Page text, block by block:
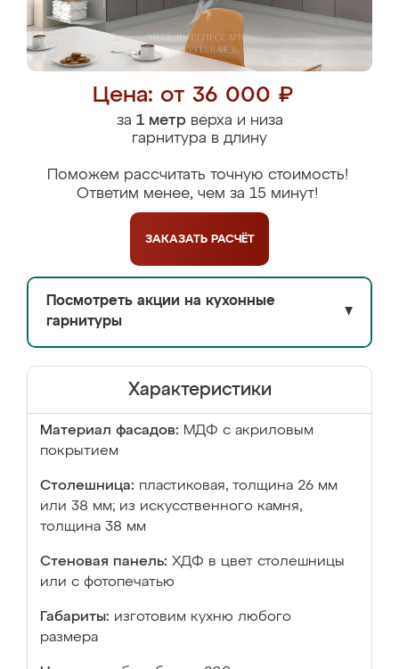
Цена: от 36 000 ₽
за 1 метрверха и низа
гарнитура в длину
Поможем рассчитать точную стоимость!
Ответим менее, чем за 15 минут!
ЗАКАЗАТЬ РАСЧЁТ
Посмотреть акции на кухонные
гарнитуры
▼
Характеристики
Материал фасадов: МДФ с акриловым
покрытием
Столешница: пластиковая, толщина 26 мм
или 38 мм; из искусственного камня,
толщина 38 мм
Стеновая панель: ХДФ в цвет столешницы
или с фотопечатью
Габариты: изготовим кухню любого
размера